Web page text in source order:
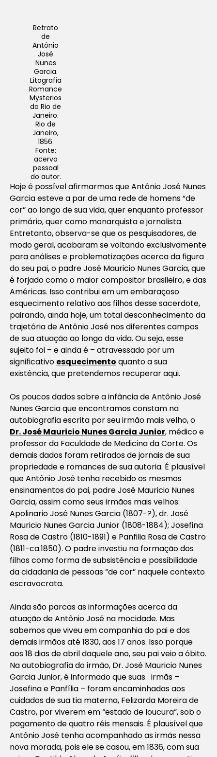
Retrato
de
Antônio
José
Nunes
Garcia.
Litografia
Romance
Mysterios
do Rio de
Janeiro.
Rio de
Janeiro,
1856.
Fonte:
acervo
pessoal
do autor.
Hoje é possível afirmarmos que Antônio José Nunes
Garcia esteve a par de uma rede de homens “de
cor” ao longo de sua vida, quer enquanto professor
primário, quer como monarquista e jornalista.
Entretanto, observa-se que os pesquisadores, de
modo geral, acabaram se voltando exclusivamente
para análises e problematizações acerca da figura
do seu pai, o padre José Mauricio Nunes Garcia, que
é forjado como o maior compositor brasileiro, e das
Américas. Isso contribui em um embaraçoso
esquecimento relativo aos filhos desse sacerdote,
pairando, ainda hoje, um total desconhecimento da
trajetória de Antônio José nos diferentes campos
de sua atuação ao longo da vida. Ou seja, esse
sujeito foi – e ainda é – atravessado por um
significativo esquecimento quanto a sua
existência, que pretendemos recuperar aqui.
Os poucos dados sobre a infância de Antônio José
Nunes Garcia que encontramos constam na
autobiografia escrita por seu irmão mais velho, o
Dr. José Mauricio Nunes Garcia Junior, médico e
professor da Faculdade de Medicina da Corte. Os
demais dados foram retirados de jornais de sua
propriedade e romances de sua autoria. É plausível
que Antônio José tenha recebido os mesmos
ensinamentos do pai, padre José Mauricio Nunes
Garcia, assim como seus irmãos mais velhos:
Apolinario José Nunes Garcia (1807-?), dr. José
Mauricio Nunes Garcia Junior (1808-1884); Josefina
Rosa de Castro (1810-1891) e Panfilia Rosa de Castro
(1811-ca.1850). O padre investiu na formação dos
filhos como forma de subsistência e possibilidade
da cidadania de pessoas “de cor” naquele contexto
escravocrata.
Ainda são parcas as informações acerca da
atuação de Antônio José na mocidade. Mas
sabemos que viveu em companhia do pai e dos
demais irmãos até 1830, aos 17 anos. Isso porque
aos 18 dias de abril daquele ano, seu pai veio a óbito.
Na autobiografia do irmão, Dr. José Mauricio Nunes
Garcia Junior, é informado que suas irmãs –
Josefina e Panfília – foram encaminhadas aos
cuidados de sua tia materna, Felizarda Moreira de
Castro, por viverem em “estado de loucura”, sob o
pagamento de quatro réis mensais. É plausível que
Antônio José tenha acompanhado as irmãs nessa
nova morada, pois ele se casou, em 1836, com sua